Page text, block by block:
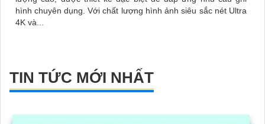
hình chuyên dụng. Với chất lượng hình ảnh siêu sắc nét Ultra
4K và...
TIN TỨC MỚI NHẤT